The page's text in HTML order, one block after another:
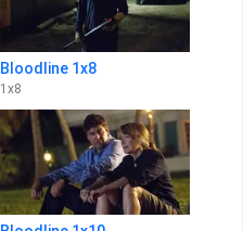
Bloodline 1x8
1 x8